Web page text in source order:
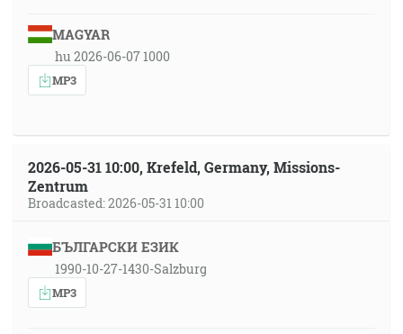
MAGYAR
hu 2026-06-07 1000
MP3
2026-05-31 10:00, Krefeld, Germany, Missions-
Zentrum
Broadcasted: 2026-05-31 10:00
БЪЛГАРСКИ ЕЗИК
1990-10-27-1430-Salzburg
MP3